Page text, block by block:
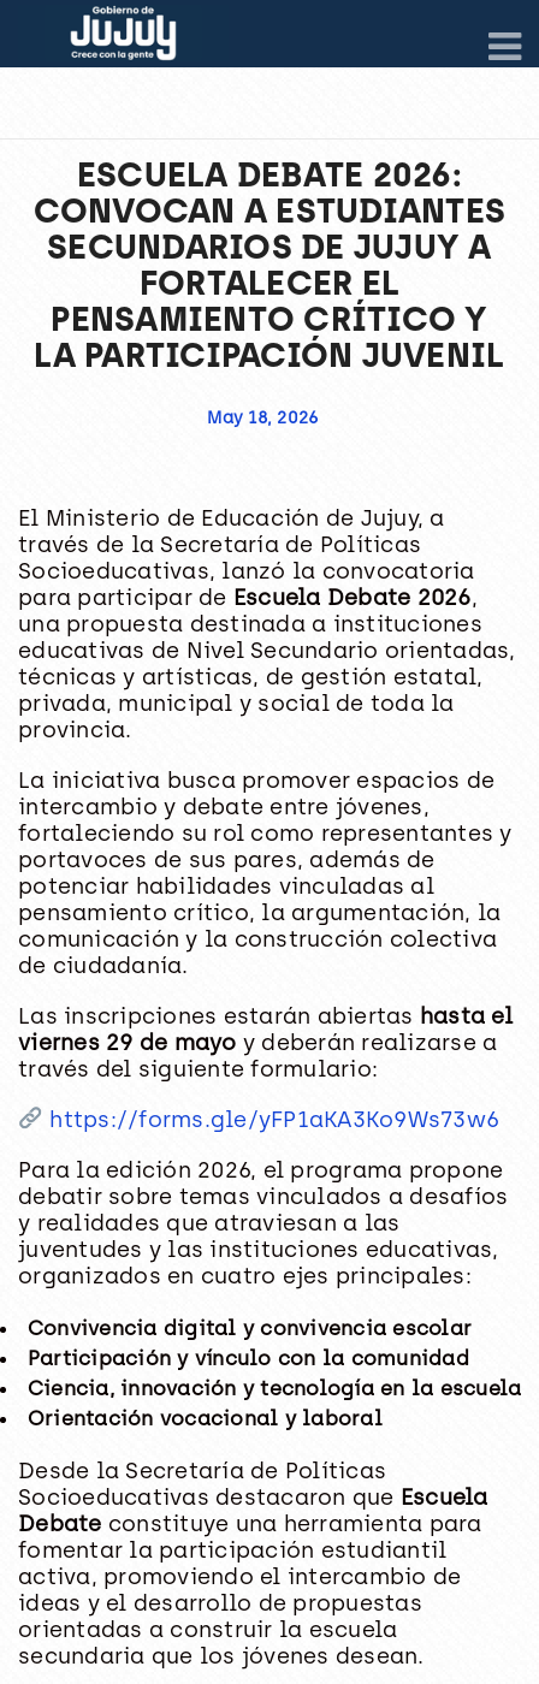
ESCUELA DEBATE 2026:
CONVOCAN A ESTUDIANTES
SECUNDARIOS DE JUJUY A
FORTALECER EL
PENSAMIENTO CRÍTICO Y
LA PARTICIPACIÓN JUVENIL
May 18, 2026
El Ministerio de Educación de Jujuy, a
través de la Secretaría de Políticas
Socioeducativas, lanzó la convocatoria
para participar de Escuela Debate 2026,
una propuesta destinada a instituciones
educativas de Nivel Secundario orientadas,
técnicas y artísticas, de gestión estatal,
privada, municipal y social de toda la
provincia.
La iniciativa busca promover espacios de
intercambio y debate entre jóvenes,
fortaleciendo su rol como representantes y
portavoces de sus pares, además de
potenciar habilidades vinculadas al
pensamiento crítico, la argumentación, la
comunicación y la construcción colectiva
de ciudadanía.
Las inscripciones estarán abiertas hasta el
viernes 29 de mayo y deberán realizarse a
través del siguiente formulario:
https://forms.gle/yFP1aKA3Ko9Ws73w6
Para la edición 2026, el programa propone
debatir sobre temas vinculados a desafíos
y realidades que atraviesan a las
juventudes y las instituciones educativas,
organizados en cuatro ejes principales:
Convivencia digital y convivencia escolar
Participación y vínculo con la comunidad
Ciencia, innovación y tecnología en la escuela
Orientación vocacional y laboral
Desde la Secretaría de Políticas
Socioeducativas destacaron que Escuela
Debate constituye una herramienta para
fomentar la participación estudiantil
activa, promoviendo el intercambio de
ideas y el desarrollo de propuestas
orientadas a construir la escuela
secundaria que los jóvenes desean.